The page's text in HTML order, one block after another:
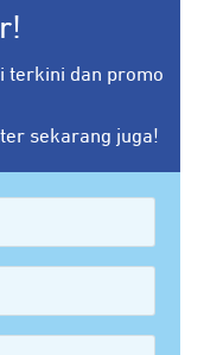
terkini dan promo
sekarang juga!